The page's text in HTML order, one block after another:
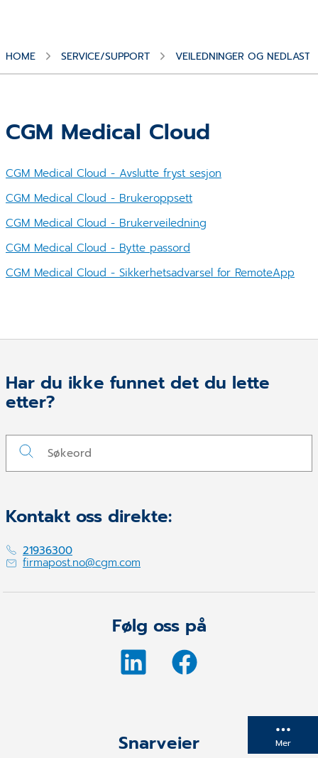
Mer
HOME SERVICE/SUPPORT VEILEDNINGER OG
CGM Medical Cloud
CGM Medical Cloud - Avslutte fryst sesjon
CGM Medical Cloud - Brukeroppsett
CGM Medical Cloud - Brukerveiledning
CGM Medical Cloud - Bytte passord
CGM Medical Cloud - Sikkerhetsadvarsel for RemoteApp
Har du ikke funnet det du lette
etter?
Kontakt oss direkte:
21936300
firmapost.no@cgm.com
Følg oss på
Snarveier